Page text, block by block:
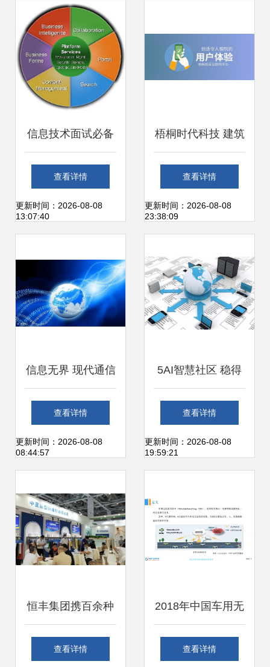
信息技术面试必备
看准网携手
SharePo，解密招
查看详情
更新时间：2026-08-08
13:07:40
梧桐时代科技 建筑
行业的互联网转型
先锋
查看详情
更新时间：2026-08-08
23:38:09
信息无界 现代通信
技术与网络开发重
塑人类认知疆域
查看详情
更新时间：2026-08-08
08:44:57
5AI智慧社区 稳得
住当下，看得到未
来——网络信息技
活蓝图
查看详情
更新时间：2026-08-08
19:59:21
恒丰集团携百余种
新特产品亮相兰精
查看详情
2018年中国车用无
线通信技术发展前
查看详情